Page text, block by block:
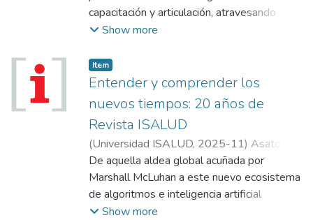
capacitación y articulación, atravesando
diversos períodos a lo largo de su historia.
algo sencillo. Pero es de destacar que la
conformación del personal de enfermería
del país, con relación a su grado de
capacitación, se viene modificando en los
últimos años gracias a diversos programas y
políticas que han permitido profesionalizar
más a la enfermería argentina, creciendo en
cantidad y calidad...
Show more
Item
Entender y comprender los
nuevos tiempos: 20 años de
Revista ISALUD
(Universidad ISALUD, 2025-11) Asato,
Andrés
De aquella aldea global acuñada por
Marshall McLuhan a este nuevo ecosistema
de algoritmos e inteligencia artificial
generativa, hubo un camino antes elegido,
Show more